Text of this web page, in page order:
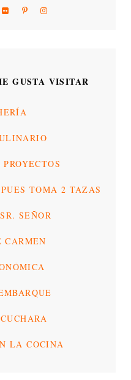
GUSTA VISITAR
TOMA 2 TAZAS
SEÑOR
CARMEN
LA COCINA